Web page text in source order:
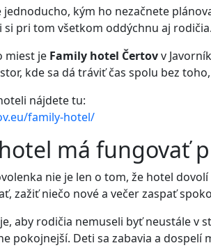
jednoducho, kým ho nezačnete
si pri tom všetkom oddýchnu aj
miest je Family hotel Čertovv
kde sa dá tráviť čas spolu bez
nájdete tu:
family-hotel/
má fungovať
nie je len o tom, že hotel
zažiť niečo nové a večer zaspať
aby rodičia nemuseli byť neustále
pokojnejší. Deti sa zabavia a dospelí